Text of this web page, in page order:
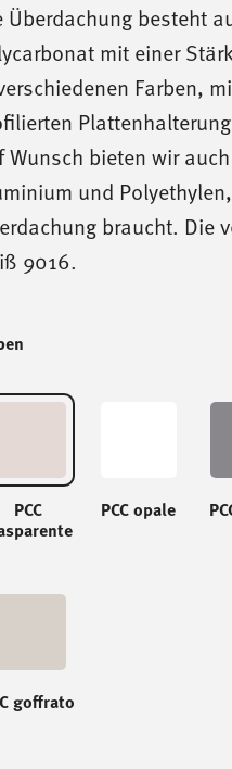
Überdachung besteht
mit einer
Farben,
Wunsch bieten wir
und
braucht. Die
9016.
PCC
PCC opale
goffrato